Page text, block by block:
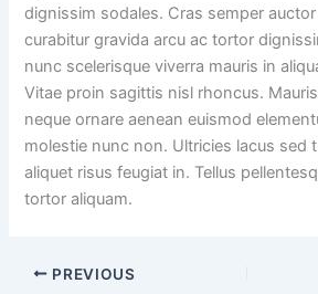
dignissim sodales. Cras semper
curabitur gravida arcu ac tortor
nunc scelerisque viverra mauris in
Vitae proin sagittis nisl rhoncus.
neque ornare aenean euismod
molestie nunc non. Ultricies lacus sed
aliquet risus feugiat in. Tellus
tortor aliquam.
PREVIOUS